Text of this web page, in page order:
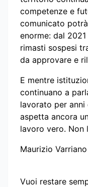
competenze e
comunicato
enorme: dal
rimasti sospesi
da approvare e
E mentre
continuano a
lavorato per
aspetta ancora
lavoro vero. Non
Maurizio Varriano
Vuoi restare